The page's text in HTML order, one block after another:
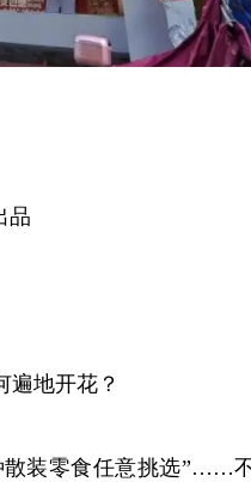
品
遍地开花？
散装零食任意挑选”……